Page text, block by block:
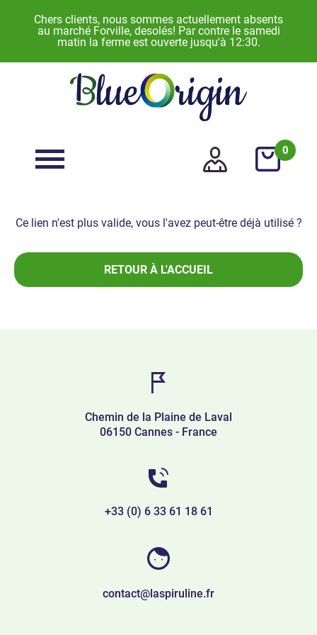
Chers clients, nous sommes actuellement absents
au marché Forville, desolés! Par contre le samedi
matin la ferme est ouverte jusqu'à 12:30.
0
Ce lien n'est plus valide, vous l'avez peut-être déjà utilisé ?
RETOUR À L'ACCUEIL
Chemin de la Plaine de Laval
06150 Cannes - France
+33 (0) 6 33 61 18 61
contact@laspiruline.fr